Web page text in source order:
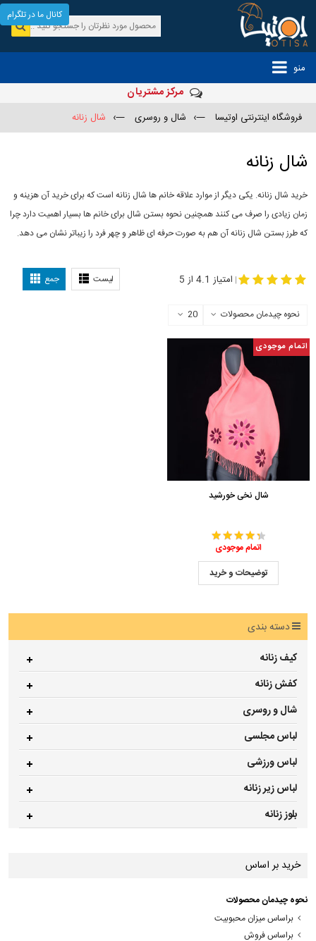
منو
مرکز مشتریان
فروشگاه اینترنتی اوتیسا —› شال و روسری —› شال زنانه
شال زنانه
خرید شال زنانه. یکی دیگر از موارد علاقه خانم ها شال زنانه است که برای خرید آن هزینه و
زمان زیادی را صرف می کنند همچنین نحوه بستن شال برای خانم ها بسیار اهمیت دارد چرا
که طرز بستن شال زنانه آن هم به صورت حرفه ای ظاهر و چهر فرد را زیباتر نشان می دهد.
لیست جمع | امتیاز 4.1 از 5
نحوه چیدمان محصولات 20
اتمام موجودی
شال نخی خورشید
اتمام موجودی
توضیحات و خرید
دسته بندی
کیف زنانه
کفش زنانه
شال و روسری
لباس مجلسی
لباس ورزشی
لباس زیر زنانه
بلوز زنانه
خرید بر اساس
نحوه چیدمان محصولات
براساس میزان محبوبیت
براساس فروش
کانال ما در تلگرام